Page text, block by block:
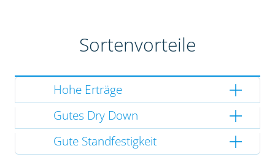
Sortenvorteile
Hohe Erträge
Gutes Dry Down
Gute Standfestigkeit